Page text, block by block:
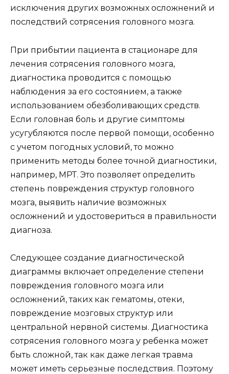
исключения других возможных осложнений и
последствий сотрясения головного мозга.
При прибытии пациента в стационаре для
лечения сотрясения головного мозга,
диагностика проводится с помощью
наблюдения за его состоянием, а также
использованием обезболивающих средств.
Если головная боль и другие симптомы
усугубляются после первой помощи, особенно
с учетом погодных условий, то можно
применить методы более точной диагностики,
например, МРТ. Это позволяет определить
степень повреждения структур головного
мозга, выявить наличие возможных
осложнений и удостовериться в правильности
диагноза.
Следующее создание диагностической
диаграммы включает определение степени
повреждения головного мозга или
осложнений, таких как гематомы, отеки,
повреждение мозговых структур или
центральной нервной системы. Диагностика
сотрясения головного мозга у ребенка может
быть сложной, так как даже легкая травма
может иметь серьезные последствия. Поэтому